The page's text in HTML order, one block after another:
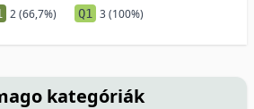
2 (66,7%) Q1 3 (100%)
kategóriák